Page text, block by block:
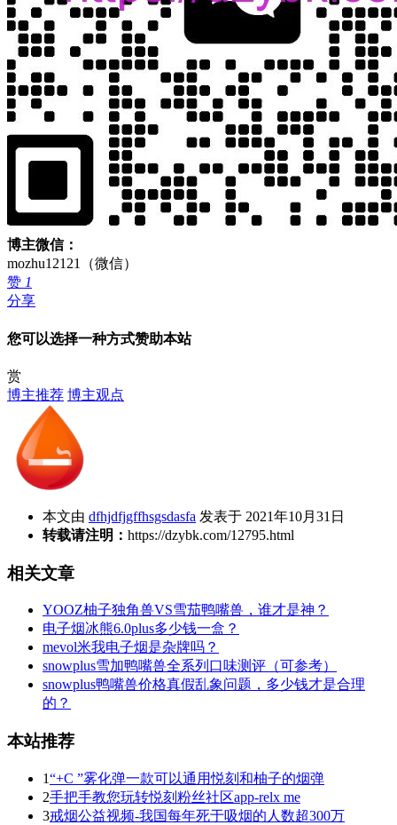
博主微信：
mozhu12121（微信）
赞 1
分享
您可以选择一种方式赞助本站
赏
博主推荐 博主观点
本文由 dfhjdfjgffhsgsdasfa 发表于 2021年10月31日
转载请注明： https://dzybk.com/12795.html
相关文章
YOOZ柚子独角兽VS雪茄鸭嘴兽，谁才是神？
电子烟冰熊6.0plus多少钱一盒？
mevol米我电子烟是杂牌吗？
snowplus雪加鸭嘴兽全系列口味测评（可参考）
snowplus鸭嘴兽价格真假乱象问题，多少钱才是合理
的？
本站推荐
1“+C ”雾化弹一款可以通用悦刻和柚子的烟弹
2手把手教您玩转悦刻粉丝社区app-relx me
3戒烟公益视频-我国每年死于吸烟的人数超300万